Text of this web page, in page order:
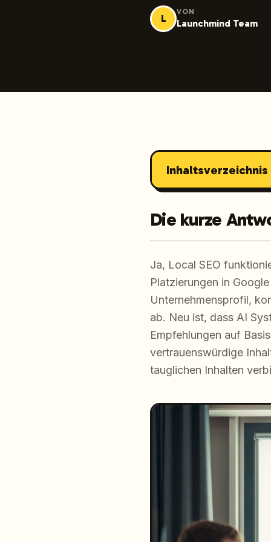
L
VON
Launchmind Team
Inhaltsverzeichnis
Die kurze
Ja, Local SEO
Platzierungen in
Unternehmensprofil,
ab. Neu ist, dass AI
Empfehlungen auf
vertrauenswürdige
tauglichen Inhalten